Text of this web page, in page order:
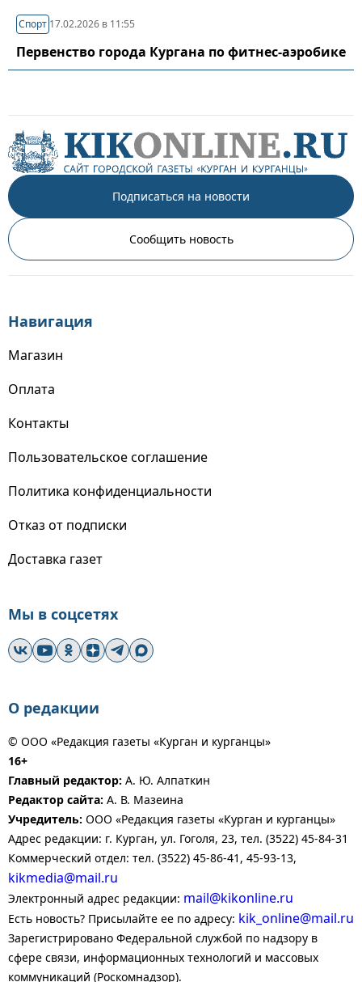
Спорт 17.02.2026 в 11:55
Первенство города Кургана по фитнес-аэробике
Подписаться на новости
Сообщить новость
Навигация
Магазин
Оплата
Контакты
Пользовательское соглашение
Политика конфиденциальности
Отказ от подписки
Доставка газет
Мы в соцсетях
О редакции
© ООО «Редакция газеты «Курган и курганцы»
16+
Главный редактор: А. Ю. Алпаткин
Редактор сайта: А. В. Мазеина
Учредитель: ООО «Редакция газеты «Курган и курганцы»
Адрес редакции: г. Курган, ул. Гоголя, 23, тел. (3522) 45-84-31
Коммерческий отдел: тел. (3522) 45-86-41, 45-93-13,
kikmedia@mail.ru
Электронный адрес редакции: mail@kikonline.ru
Есть новость? Присылайте ее по адресу: kik_online@mail.ru
Зарегистрировано Федеральной службой по надзору в
сфере связи, информационных технологий и массовых
коммуникаций (Роскомнадзор).